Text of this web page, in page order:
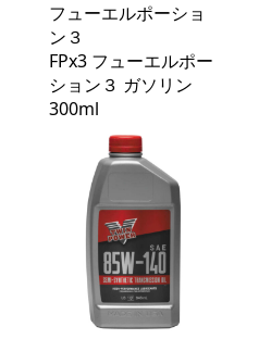
フューエルポーショ
ン３
FPx3 フューエルポー
ション３ ガソリン
300ml